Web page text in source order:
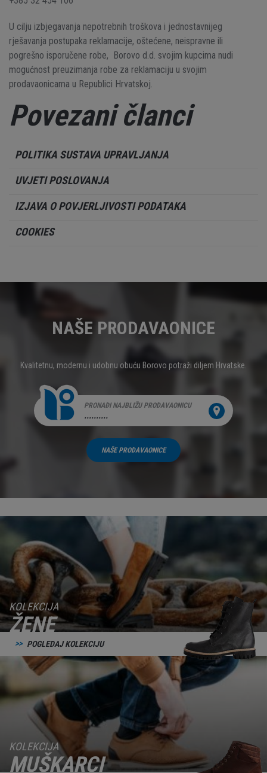
U cilju izbjegavanja nepotrebnih troškova i jednostavnijeg
rješavanja postupaka reklamacije, oštećene, neispravne ili
pogrešno isporučene robe, Borovo d.d. svojim kupcima nudi
mogućnost preuzimanja robe za reklamaciju u svojim
prodavaonicama u Republici Hrvatskoj.
Povezani članci
POLITIKA SUSTAVA UPRAVLJANJA
UVJETI POSLOVANJA
IZJAVA O POVJERLJIVOSTI PODATAKA
COOKIES
NAŠE PRODAVAONICE
Kvalitetnu, modernu i udobnu obuću Borovo potraži diljem Hrvatske.
PRONAĐI NAJBLIŽU PRODAVAONICU
..........
NAŠE PRODAVAONICE
KOLEKCIJA
ŽENE
POGLEDAJ KOLEKCIJU
KOLEKCIJA
MUŠKARCI